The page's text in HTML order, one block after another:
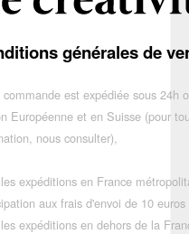
générales de
commande est expédiée sous 24h
Européenne et en Suisse (pour
nous consulter),
expéditions en France
aux frais d'envoi de 10
expéditions en dehors de la